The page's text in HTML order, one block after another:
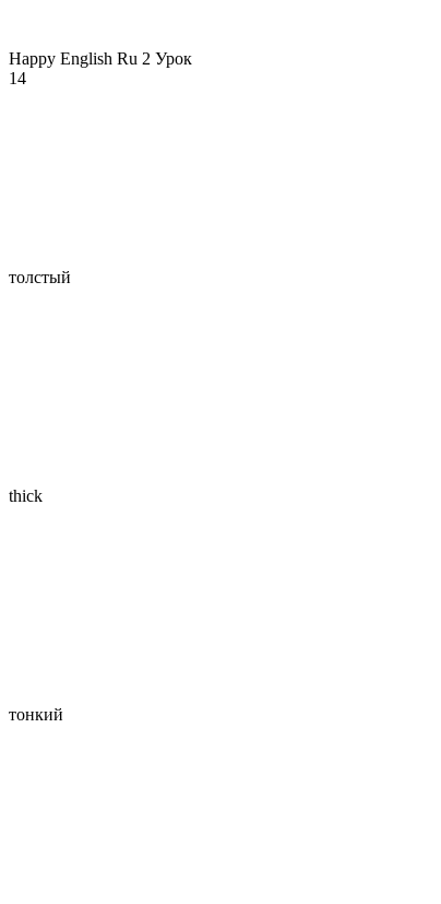
Happy English Ru 2 Урок
14
толстый
thick
тонкий